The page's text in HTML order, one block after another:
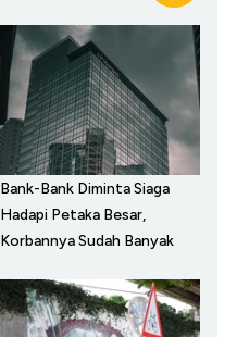
Bank-Bank Diminta Siaga
Hadapi Petaka Besar,
Korbannya Sudah Banyak